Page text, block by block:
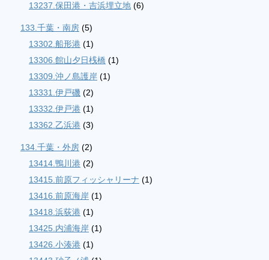
13237.保田港・吉浜埋立地 (6)
133.千葉・南房 (5)
13302.船形港 (1)
13306.館山夕日桟橋 (1)
13309.沖ノ島護岸 (1)
13331.伊戸磯 (2)
13332.伊戸港 (1)
13362.乙浜港 (3)
134.千葉・外房 (2)
13414.鴨川港 (2)
13415.前原フィッシャリーナ (1)
13416.前原海岸 (1)
13418.浜荻港 (1)
13425.内浦海岸 (1)
13426.小湊港 (1)